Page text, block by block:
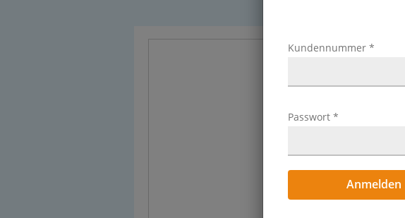
Kundennummer *
Passwort *
Anmelden